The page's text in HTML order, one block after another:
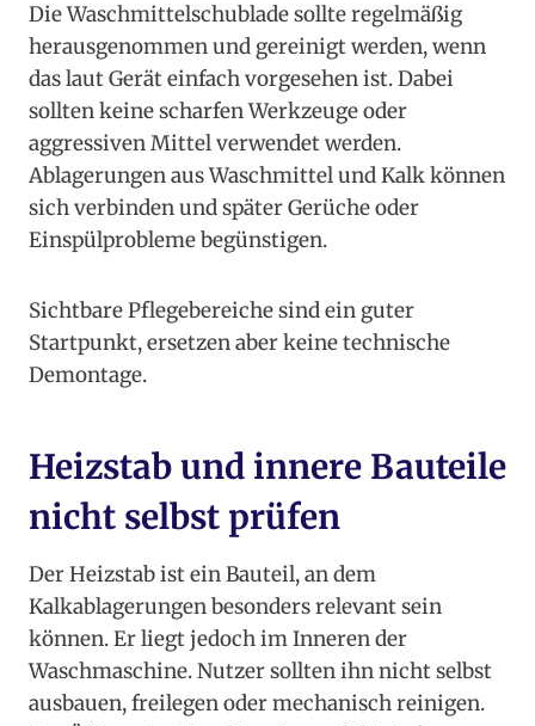
Die Waschmittelschublade sollte regelmäßig
herausgenommen und gereinigt werden, wenn
das laut Gerät einfach vorgesehen ist. Dabei
sollten keine scharfen Werkzeuge oder
aggressiven Mittel verwendet werden.
Ablagerungen aus Waschmittel und Kalk können
sich verbinden und später Gerüche oder
Einspülprobleme begünstigen.
Sichtbare Pflegebereiche sind ein guter
Startpunkt, ersetzen aber keine technische
Demontage.
Heizstab und innere Bauteile
nicht selbst prüfen
Der Heizstab ist ein Bauteil, an dem
Kalkablagerungen besonders relevant sein
können. Er liegt jedoch im Inneren der
Waschmaschine. Nutzer sollten ihn nicht selbst
ausbauen, freilegen oder mechanisch reinigen.